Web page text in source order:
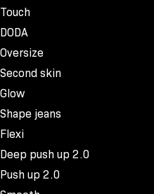
Touch
DODA
Oversize
Second skin
Glow
Shape jeans
Flexi
Deep push up 2.0
Push up 2.0